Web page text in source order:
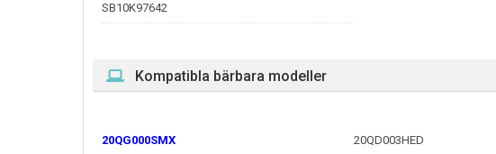
SB10K97642
Kompatibla bärbara modeller
20QG000SMX 20QD003HED